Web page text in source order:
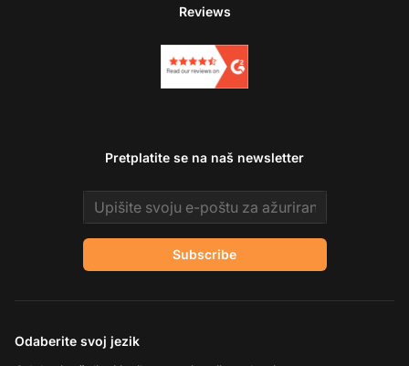
Reviews
Pretplatite se na naš newsletter
Email address
Subscribe
Odaberite svoj jezik